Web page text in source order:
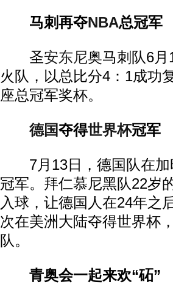
马刺再夺NBA总冠军
圣安东尼奥马刺队6
火队，以总比分4：1成功
座总冠军奖杯。
德国夺得世界杯冠军
7月13日，德国队在加
冠军。拜仁慕尼黑队22岁
入球，让德国人在24年之
次在美洲大陆夺得世界杯
队。
青奥会一起来欢“砳”